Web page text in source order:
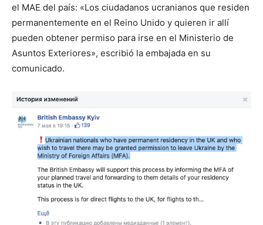
el MAE del país: «Los ciudadanos ucranianos que residen
permanentemente en el Reino Unido y quieren ir allí
pueden obtener permiso para irse en el Ministerio de
Asuntos Exteriores», escribió la embajada en su
comunicado.